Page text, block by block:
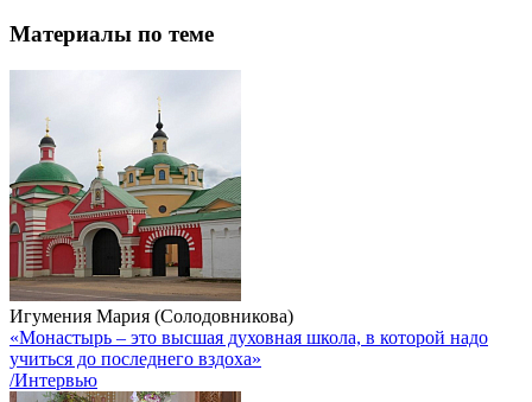
Материалы по теме
Игумения Мария (Солодовникова)
«Монастырь – это высшая духовная школа, в которой надо
учиться до последнего вздоха»
/Интервью